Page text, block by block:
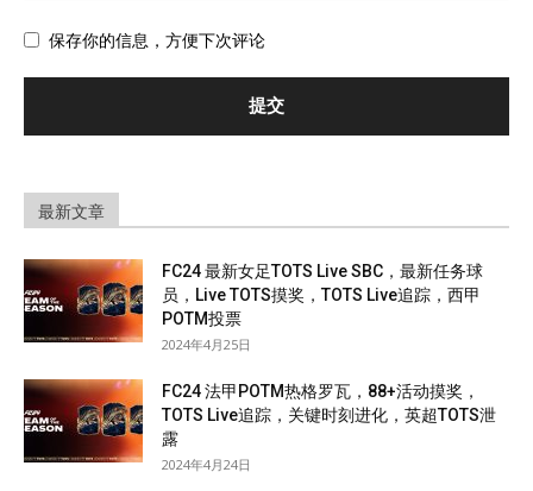
保存你的信息，方便下次评论
最新文章
FC24 最新女足TOTS Live SBC，最新任务球
员，Live TOTS摸奖，TOTS Live追踪，西甲
POTM投票
2024年4月25日
FC24 法甲POTM热格罗瓦，88+活动摸奖，
TOTS Live追踪，关键时刻进化，英超TOTS泄
露
2024年4月24日